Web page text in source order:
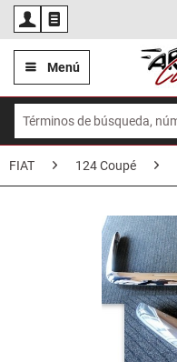
Menú
FIAT 124 Coupé